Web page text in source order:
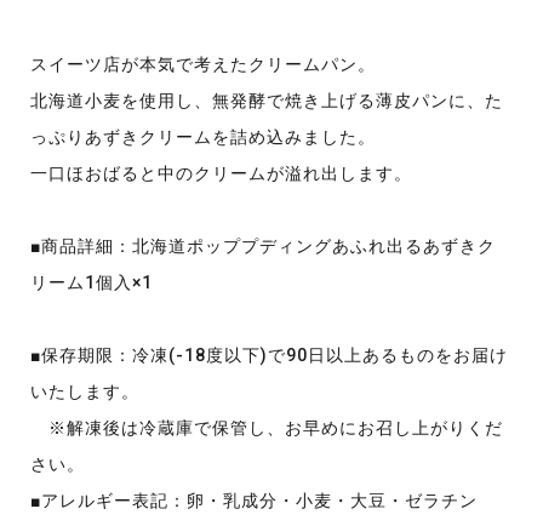
スイーツ店が本気で考えたクリームパン。
北海道小麦を使用し、無発酵で焼き上げる薄皮パンに、た
っぷりあずきクリームを詰め込みました。
一口ほおばると中のクリームが溢れ出します。
■商品詳細：北海道ポッププディングあふれ出るあずきク
リーム1個入×1
■保存期限：冷凍(-18度以下)で90日以上あるものをお届け
いたします。
※解凍後は冷蔵庫で保管し、お早めにお召し上がりくだ
さい。
■アレルギー表記：卵・乳成分・小麦・大豆・ゼラチン